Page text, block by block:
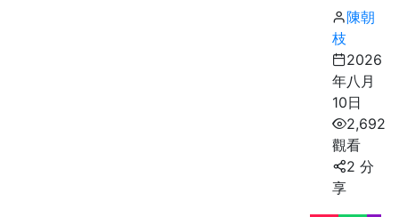
陳朝
枝
2026
年八月
10日
2,692
觀看
2 分
享